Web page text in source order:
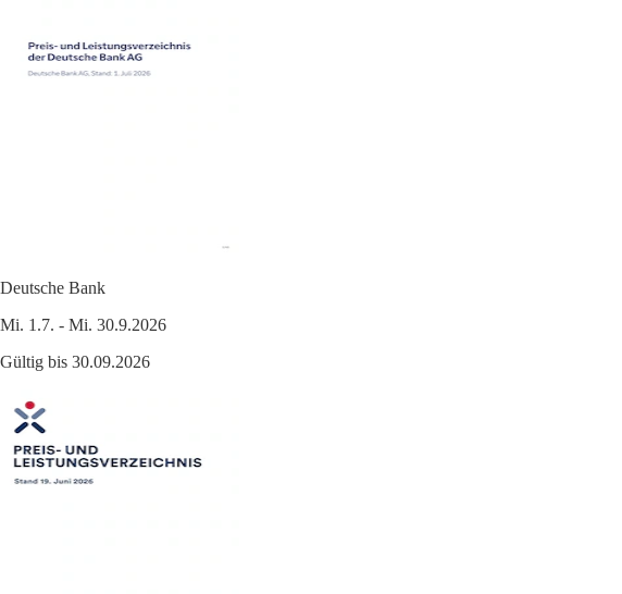
Deutsche Bank
Mi. 1.7. - Mi. 30.9.2026
Gültig bis 30.09.2026